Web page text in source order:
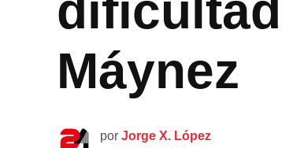
Máynez
por Jorge X. López